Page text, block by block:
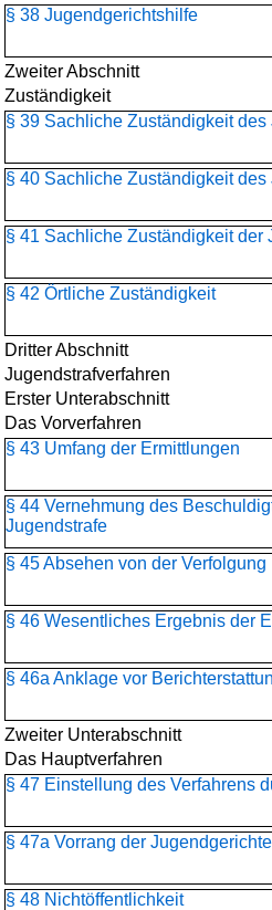
§ 38 Jugendgerichtshilfe
Zweiter Abschnitt
Zuständigkeit
§ 39 Sachliche Zuständigkeit des
§ 40 Sachliche Zuständigkeit
§ 41 Sachliche Zuständigkeit der
§ 42 Örtliche Zuständigkeit
Dritter Abschnitt
Jugendstrafverfahren
Erster Unterabschnitt
Das Vorverfahren
§ 43 Umfang der Ermittlungen
§ 44 Vernehmung des
Jugendstrafe
§ 45 Absehen von der Verfolgung
§ 46 Wesentliches Ergebnis der
§ 46a Anklage vor
Zweiter Unterabschnitt
Das Hauptverfahren
§ 47 Einstellung des Verfahrens
§ 47a Vorrang der Jugendgerichte
§ 48 Nichtöffentlichkeit